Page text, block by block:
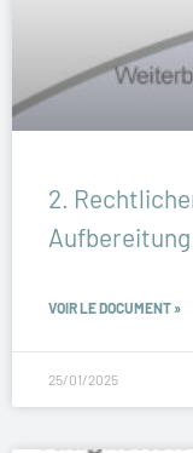
2.
VOIR LE DOCUMENT »
25/01/2025